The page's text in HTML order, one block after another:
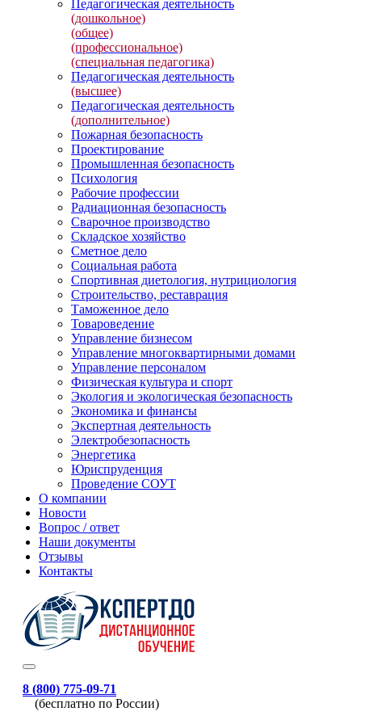
Педагогическая деятельность
(дошкольное)
(общее)
(профессиональное)
(специальная педагогика)
Педагогическая деятельность
(высшее)
Педагогическая деятельность
(дополнительное)
Пожарная безопасность
Проектирование
Промышленная безопасность
Психология
Рабочие профессии
Радиационная безопасность
Сварочное производство
Складское хозяйство
Сметное дело
Социальная работа
Спортивная диетология, нутрициология
Строительство, реставрация
Таможенное дело
Товароведение
Управление бизнесом
Управление многоквартирными домами
Управление персоналом
Физическая культура и спорт
Экология и экологическая безопасность
Экономика и финансы
Экспертная деятельность
Электробезопасность
Энергетика
Юриспруденция
Проведение СОУТ
О компании
Новости
Вопрос / ответ
Наши документы
Отзывы
Контакты
8 (800) 775-09-71
(бесплатно по России)